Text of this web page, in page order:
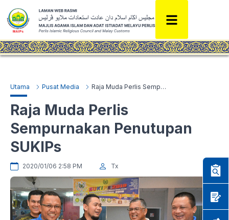
Utama Pusat Media Raja Muda Perlis Sempurnakan Penutupan SUKIPs
Raja Muda Perlis
Sempurnakan Penutupan
SUKIPs
2020/01/06 2:58 PM Tx